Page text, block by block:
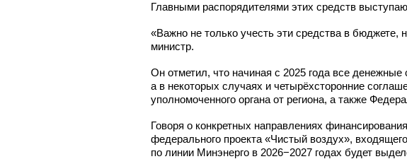
Главными распорядителями этих средств
«Важно не только учесть эти средства в бюджете,
министр.
Он отметил, что начиная с 2025 года все денежные
а в некоторых случаях и четырёхсторонние
уполномоченного органа от региона, а также
Говоря о конкретных направлениях
федерального проекта «Чистый воздух»,
по линии Минэнерго в 2026−2027 годах будет